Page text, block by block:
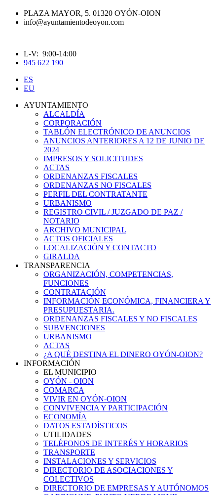
PLAZA MAYOR, 5. 01320 OYÓN-OION
info@ayuntamientodeoyon.com
L-V: 9:00-14:00
945 622 190
ES
EU
AYUNTAMIENTO
ALCALDÍA
CORPORACIÓN
TABLÓN ELECTRÓNICO DE ANUNCIOS
ANUNCIOS ANTERIORES A 12 DE JUNIO DE
2024
IMPRESOS Y SOLICITUDES
ACTAS
ORDENANZAS FISCALES
ORDENANZAS NO FISCALES
PERFIL DEL CONTRATANTE
URBANISMO
REGISTRO CIVIL / JUZGADO DE PAZ /
NOTARIO
ARCHIVO MUNICIPAL
ACTOS OFICIALES
LOCALIZACIÓN Y CONTACTO
GIRALDA
TRANSPARENCIA
ORGANIZACIÓN, COMPETENCIAS,
FUNCIONES
CONTRATACIÓN
INFORMACIÓN ECONÓMICA, FINANCIERA Y
PRESUPUESTARIA.
ORDENANZAS FISCALES Y NO FISCALES
SUBVENCIONES
URBANISMO
ACTAS
¿A QUÉ DESTINA EL DINERO OYÓN-OION?
INFORMACIÓN
EL MUNICIPIO
OYÓN - OION
COMARCA
VIVIR EN OYÓN-OION
CONVIVENCIA Y PARTICIPACIÓN
ECONOMÍA
DATOS ESTADÍSTICOS
UTILIDADES
TELÉFONOS DE INTERÉS Y HORARIOS
TRANSPORTE
INSTALACIONES Y SERVICIOS
DIRECTORIO DE ASOCIACIONES Y
COLECTIVOS
DIRECTORIO DE EMPRESAS Y AUTÓNOMOS